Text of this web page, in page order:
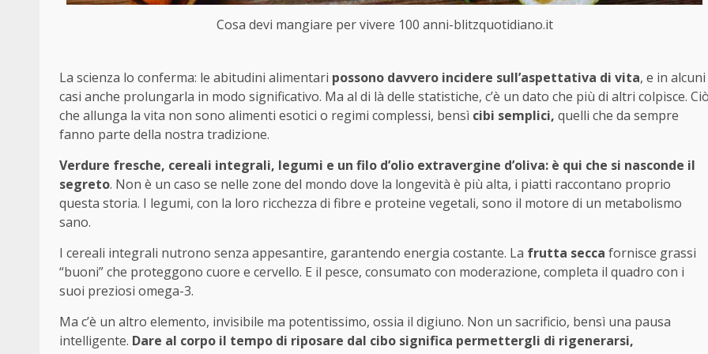
Cosa devi mangiare per vivere 100 anni-blitzquotidiano.it
La scienza lo conferma: le abitudini alimentari possono davvero incidere sull’aspettativa di vita, e in alcuni
casi anche prolungarla in modo significativo. Ma al di là delle statistiche, c’è un dato che più di altri colpisce.
che allunga la vita non sono alimenti esotici o regimi complessi, bensì cibi semplici, quelli che da sempre
fanno parte della nostra tradizione.
Verdure fresche, cereali integrali, legumi e un filo d’olio extravergine d’oliva: è qui che si nasconde il
segreto. Non è un caso se nelle zone del mondo dove la longevità è più alta, i piatti raccontano proprio
questa storia. I legumi, con la loro ricchezza di fibre e proteine vegetali, sono il motore di un metabolismo
sano.
I cereali integrali nutrono senza appesantire, garantendo energia costante. La frutta secca fornisce grassi
“buoni” che proteggono cuore e cervello. E il pesce, consumato con moderazione, completa il quadro con i
suoi preziosi omega-3.
Ma c’è un altro elemento, invisibile ma potentissimo, ossia il digiuno. Non un sacrificio, bensì una pausa
intelligente. Dare al corpo il tempo di riposare dal cibo significa permettergli di rigenerarsi,